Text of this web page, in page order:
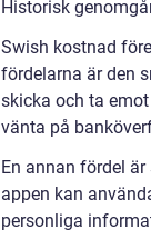
Historisk
Swish kostnad
fördelarna är den
skicka och ta
vänta på
En annan fördel
appen kan
personliga